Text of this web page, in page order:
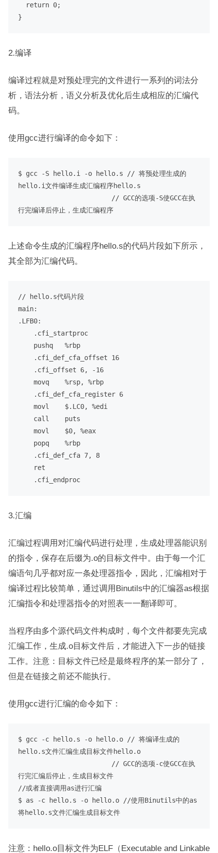
return 0;
}
2.编译
编译过程就是对预处理完的文件进行一系列的词法分
析，语法分析，语义分析及优化后生成相应的汇编代
码。
使用gcc进行编译的命令如下：
$ gcc -S hello.i -o hello.s // 将预处理生成的
hello.i文件编译生成汇编程序hello.s
// GCC的选项-S使GCC在执
行完编译后停止，生成汇编程序
上述命令生成的汇编程序hello.s的代码片段如下所示，
其全部为汇编代码。
// hello.s代码片段
main:
.LFB0:
.cfi_startproc
pushq   %rbp
.cfi_def_cfa_offset 16
.cfi_offset 6, -16
movq    %rsp, %rbp
.cfi_def_cfa_register 6
movl    $.LC0, %edi
call    puts
movl    $0, %eax
popq    %rbp
.cfi_def_cfa 7, 8
ret
.cfi_endproc
3.汇编
汇编过程调用对汇编代码进行处理，生成处理器能识别
的指令，保存在后缀为.o的目标文件中。由于每一个汇
编语句几乎都对应一条处理器指令，因此，汇编相对于
编译过程比较简单，通过调用Binutils中的汇编器as根据
汇编指令和处理器指令的对照表一一翻译即可。
当程序由多个源代码文件构成时，每个文件都要先完成
汇编工作，生成.o目标文件后，才能进入下一步的链接
工作。注意：目标文件已经是最终程序的某一部分了，
但是在链接之前还不能执行。
使用gcc进行汇编的命令如下：
$ gcc -c hello.s -o hello.o // 将编译生成的
hello.s文件汇编生成目标文件hello.o
// GCC的选项-c使GCC在执
行完汇编后停止，生成目标文件
//或者直接调用as进行汇编
$ as -c hello.s -o hello.o //使用Binutils中的as
将hello.s文件汇编生成目标文件
注意：hello.o目标文件为ELF（Executable and Linkable